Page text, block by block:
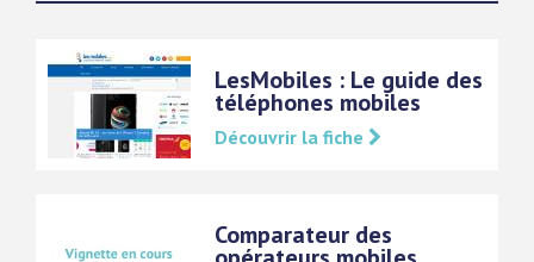
LesMobiles : Le guide des
téléphones mobiles
Découvrir la fiche
Comparateur des